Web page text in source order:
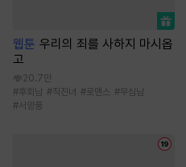
웹툰 우리의 죄를 사하지 마시옵
고
20.7만
#후회남 #직진녀 #로맨스 #무심남
#서양풍